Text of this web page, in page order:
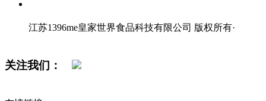
江苏1396me皇家世界食品科技有限公司 版权所有·
关注我们：